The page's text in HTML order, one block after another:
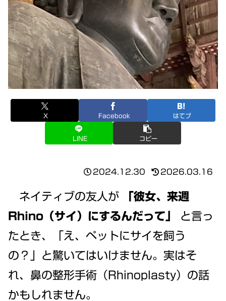
X Facebook はてブ
LINE コピー
2024.12.30 2026.03.16
ネイティブの友人が
「彼女、来週
Rhino（サイ）にするんだって」
と言っ
たとき、「え、ペットにサイを飼う
の？」と驚いてはいけません。実はそ
れ、鼻の整形手術（Rhinoplasty）の話
かもしれません。